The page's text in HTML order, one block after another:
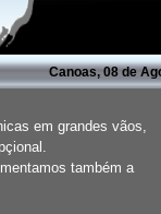
Canoas, 08 de
em grandes vãos,
também a